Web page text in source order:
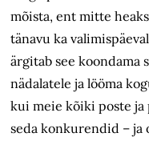
mõista, ent mitte
tänavu ka
ärgitab see koondama
nädalatele ja lööma
kui meie kõiki poste ja
seda konku­rendid – ja